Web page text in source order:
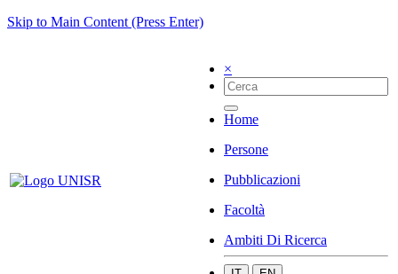
Skip to Main Content (Press Enter)
×
Home
Persone
Pubblicazioni
Facoltà
Ambiti Di Ricerca